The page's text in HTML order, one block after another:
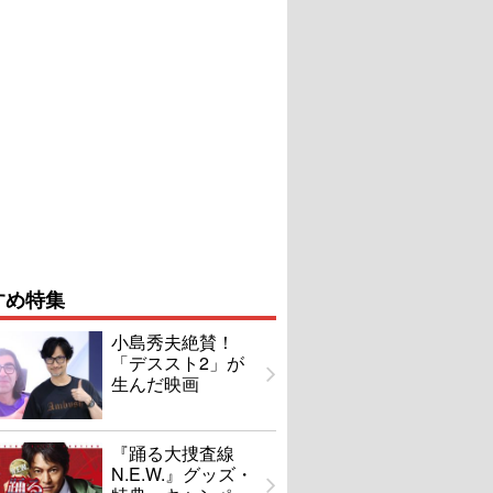
特集
小島秀夫絶賛！
「デススト2」が
生んだ映画
『踊る大捜査線
N.E.W.』グッズ・